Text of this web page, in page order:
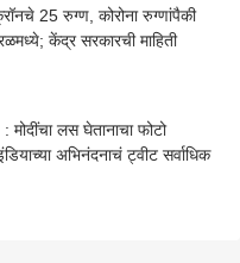
25 रुग्ण, कोरोना रुग्णांपैकी
केंद्र सरकारची माहिती
लस घेतानाचा फोटो
अभिनंदनाचं ट्वीट सर्वाधिक